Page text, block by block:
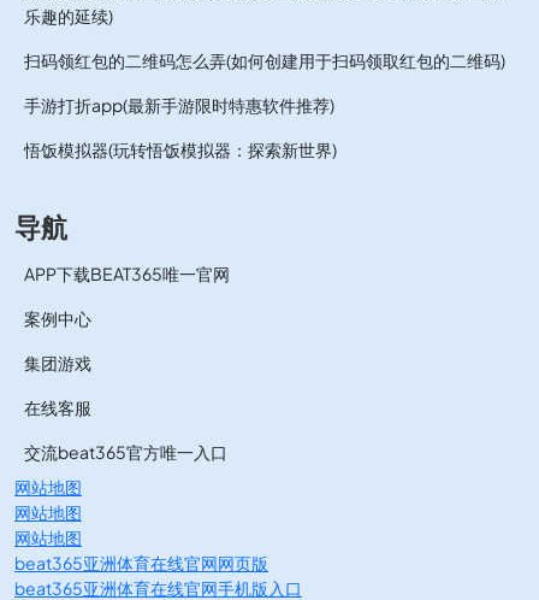
乐趣的延续)
扫码领红包的二维码怎么弄(如何创建用于扫码领取红包的二维码)
手游打折app(最新手游限时特惠软件推荐)
悟饭模拟器(玩转悟饭模拟器：探索新世界)
导航
APP下载BEAT365唯一官网
案例中心
集团游戏
在线客服
交流beat365官方唯一入口
网站地图
网站地图
网站地图
beat365亚洲体育在线官网网页版
beat365亚洲体育在线官网手机版入口